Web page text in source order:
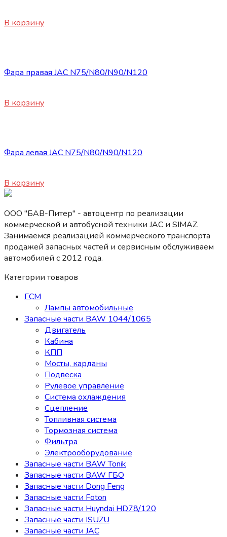
В корзину
Фара правая JAC N75/N80/N90/N120
В корзину
Фара левая JAC N75/N80/N90/N120
В корзину
ООО "БАВ-Питер" - автоцентр по реализации
коммерческой и автобусной техники JAC и SIMAZ.
Занимаемся реализацией коммерческого транспорта
продажей запасных частей и сервисным обслуживаем
автомобилей c 2012 года.
Категории товаров
ГСМ
Лампы автомобильные
Запасные части BAW 1044/1065
Двигатель
Кабина
КПП
Мосты, карданы
Подвеска
Рулевое управление
Система охлаждения
Сцепление
Топливная система
Тормозная система
Фильтра
Электрооборудование
Запасные части BAW Tonik
Запасные части BAW ГБО
Запасные части Dong Feng
Запасные части Foton
Запасные части Huyndai HD78/120
Запасные части ISUZU
Запасные части JAC